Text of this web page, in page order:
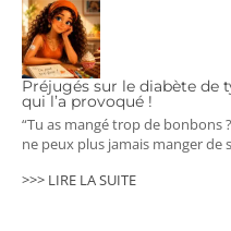
Préjugés sur le diabète de
qui l’a provoqué !
“Tu as mangé trop de bonbons
ne peux plus jamais manger de
>>> LIRE LA SUITE